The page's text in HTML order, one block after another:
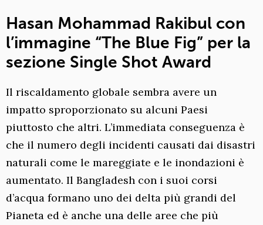
Hasan Mohammad Rakibul con
l’immagine “The Blue Fig” per la
sezione Single Shot Award
Il riscaldamento globale sembra avere un
impatto sproporzionato su alcuni Paesi
piuttosto che altri. L’immediata conseguenza è
che il numero degli incidenti causati dai disastri
naturali come le mareggiate e le inondazioni è
aumentato. Il Bangladesh con i suoi corsi
d’acqua formano uno dei delta più grandi del
Pianeta ed è anche una delle aree che più